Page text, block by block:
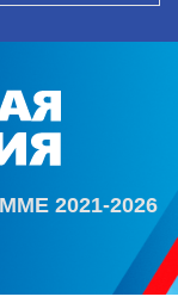
2021-2026